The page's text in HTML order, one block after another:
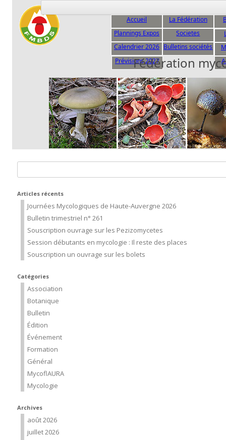
Accueil La Fédération
Plannings Expos Societes
Calendrier 2026
Prévisions 2027
Bulletins sociétés
Fédération
Articles récents
Journées Mycologiques de Haute-Auvergne 2026
Bulletin trimestriel n° 261
Souscription ouvrage sur les Pezizomycetes
Session débutants en mycologie : Il reste des places
Souscription un ouvrage sur les bolets
Catégories
Association
Botanique
Bulletin
Édition
Événement
Formation
Général
MycoflAURA
Mycologie
Archives
août 2026
juillet 2026